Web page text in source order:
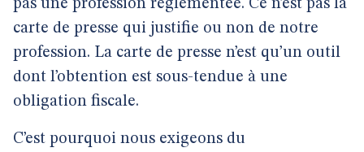
pas une profession réglementée. Ce n’est pas la
carte de presse qui justifie ou non de notre
profession. La carte de presse n’est qu’un outil
dont l’obtention est sous-tendue à une
obligation fiscale.
C’est pourquoi nous exigeons du